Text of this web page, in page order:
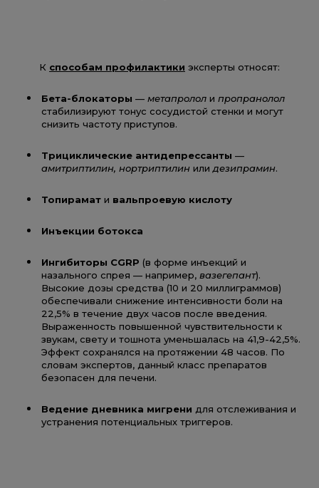
К способам профилактики эксперты относят:
Бета-блокаторы — метапролол и пропранолол
стабилизируют тонус сосудистой стенки и могут
снизить частоту приступов.
Трициклические антидепрессанты —
амитриптилин, нортриптилин или дезипрамин.
Топирамат и вальпроевую кислоту
Инъекции ботокса
Ингибиторы CGRP (в форме инъекций и
назального спрея — например, вазегепант).
Высокие дозы средства (10 и 20 миллиграммов)
обеспечивали снижение интенсивности боли на
22,5% в течение двух часов после введения.
Выраженность повышенной чувствительности к
звукам, свету и тошнота уменьшалась на 41,9-42,5%.
Эффект сохранялся на протяжении 48 часов. По
словам экспертов, данный класс препаратов
безопасен для печени.
Ведение дневника мигрени для отслеживания и
устранения потенциальных триггеров.